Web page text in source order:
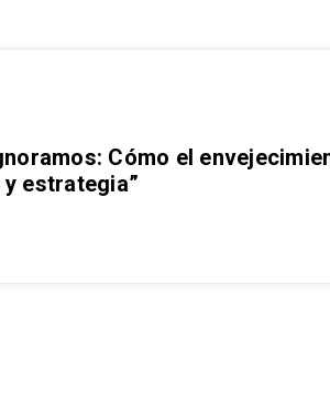
Cómo el
estrategia”